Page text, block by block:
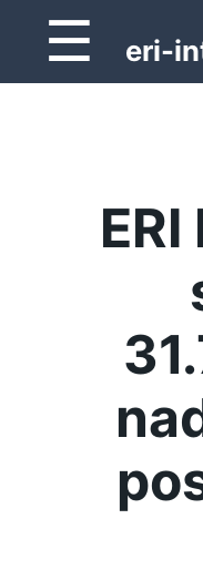
☰ eri-